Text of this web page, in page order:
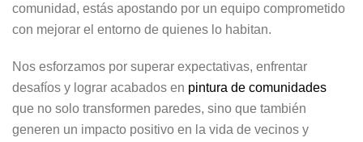
comunidad, estás apostando por un equipo comprometido
con mejorar el entorno de quienes lo habitan.
Nos esforzamos por superar expectativas, enfrentar
desafíos y lograr acabados en pintura de comunidades
que no solo transformen paredes, sino que también
generen un impacto positivo en la vida de vecinos y